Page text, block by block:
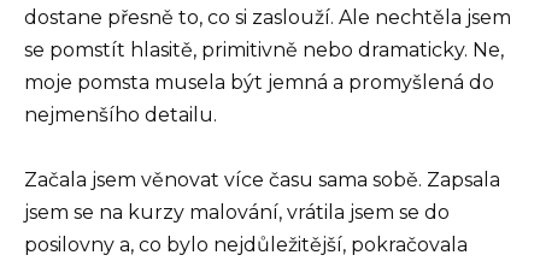
dostane přesně to, co si zaslouží. Ale nechtěla jsem
se pomstít hlasitě, primitivně nebo dramaticky. Ne,
moje pomsta musela být jemná a promyšlená do
nejmenšího detailu.
Začala jsem věnovat více času sama sobě. Zapsala
jsem se na kurzy malování, vrátila jsem se do
posilovny a, co bylo nejdůležitější, pokračovala